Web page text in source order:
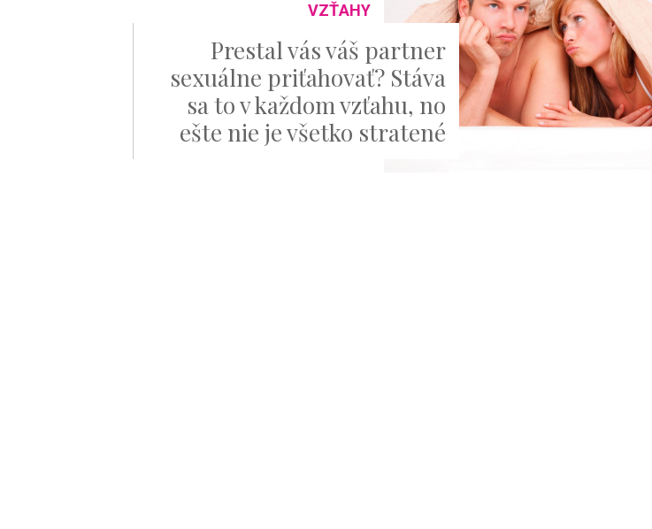
VZŤAHY
Prestal vás váš partner
sexuálne priťahovať? Stáva
sa to v každom vzťahu, no
ešte nie je všetko stratené